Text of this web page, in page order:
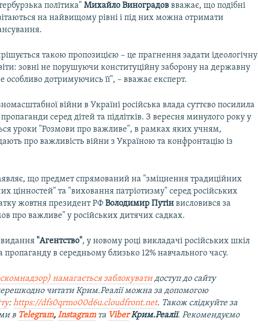
політика" Михайло Виноградоввважає, що подібні
на найвищому рівні і під них можна отримати
такою пропозицією – це прагнення задати ідеологічну
зовні не порушуючи конституційну заборону на державну
особливо дотримуючись її", – вважає експерт.
війни в Україні російська влада суттєво посилила
пропаганди серед дітей та підлітків. З вересня минулого року у
уроки "Розмови про важливе", в рамках яких учням,
про важливість війни з Україною та конфронтацію із
що предмет спрямований на "зміцнення традиційних
цінностей" та "виховання патріотизму" серед російських
жовтня президент РФВолодимир Путін висловився за
про важливе" у російських дитячих садках.
"Агентство", у новому році викладачі російських шкіл
в середньому близько 12% навчального часу.
намагається заблокуватидоступ до сайту
читати Крим.Реалії можна за допомогою
:https://dfs0qrmo00d6u.cloudfront.net. Також слідкуйте за
в Telegram,Instagramта ViberКрим.Реалії. Рекомендуємо